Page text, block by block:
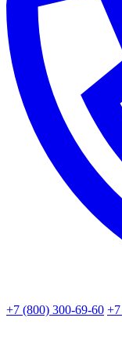
+7 (800) 300-69-60